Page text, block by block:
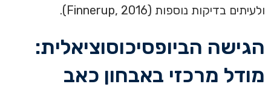
ולעיתים בדיקות נוספות (Finnerup, 2016).
הגישה הביופסיכוסוציאלית:
מודל מרכזי באבחון כאב